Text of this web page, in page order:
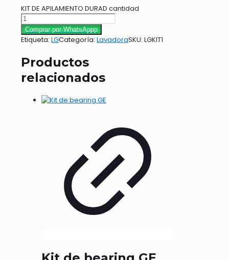
KIT DE APILAMIENTO DURAD cantidad
Comprar por WhatsAppp
Etiqueta: LGCategoría: LavadoraSKU: LGKIT1
Productos
relacionados